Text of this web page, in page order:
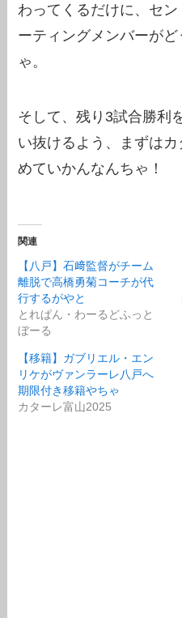
わってくるだけに、セ
ーティングメンバーが
ゃ。
そして、残り3試合勝利
い抜けるよう、まずは
めていかんなんちゃ！
関連
【八戸】石﨑監督がチーム
離脱で高橋勇菊コーチが代
行するがやと
とれぱん・わーるどふっと
ぼーる
【移籍】ガブリエル・エン
リケがヴァンラーレ八戸へ
期限付き移籍やちゃ
カターレ富山2025